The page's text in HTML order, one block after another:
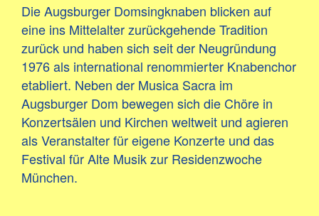
Die Augsburger Domsingknaben blicken auf
eine ins Mittelalter zurückgehende Tradition
zurück und haben sich seit der Neugründung
1976 als international renommierter Knabenchor
etabliert. Neben der Musica Sacra im
Augsburger Dom bewegen sich die Chöre in
Konzertsälen und Kirchen weltweit und agieren
als Veranstalter für eigene Konzerte und das
Festival für Alte Musik zur Residenzwoche
München.